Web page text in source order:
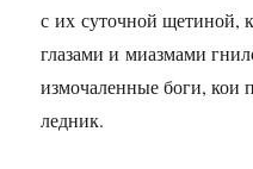
с их суточной щетиной,
глазами и миазмами
измочаленные боги, кои
ледник.